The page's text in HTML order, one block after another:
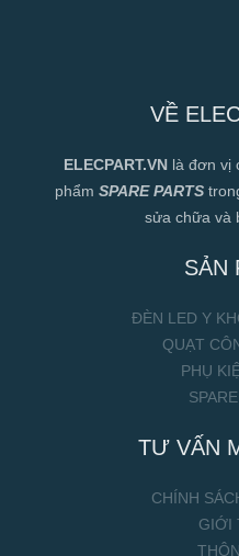
VỀ
ELECPART.VN là đơn vị
phẩm SPARE PARTS
sửa chữa và
SẢN
ĐÈN LED Y
QUẠT
PHỤ
TƯ VẤN
CHÍNH
GIỚI